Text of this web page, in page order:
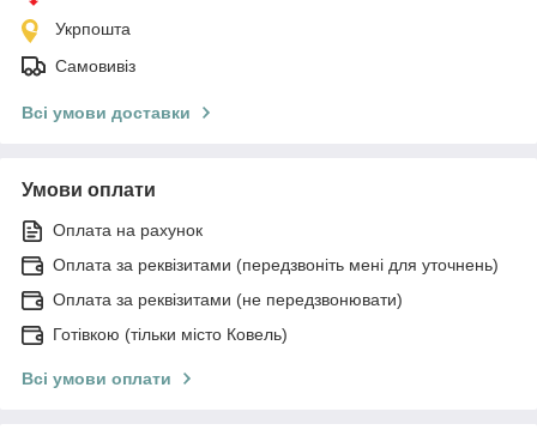
Укрпошта
Самовивіз
Всі умови доставки
Умови оплати
Оплата на рахунок
Оплата за реквізитами (передзвоніть мені для уточнень)
Оплата за реквізитами (не передзвонювати)
Готівкою (тільки місто Ковель)
Всі умови оплати